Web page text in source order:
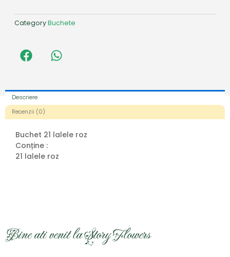
CategoryBuchete
Descriere
Recenzii (0)
Buchet 21 lalele roz
Conține :
21 lalele roz
Bine ati venit la Story Flowers